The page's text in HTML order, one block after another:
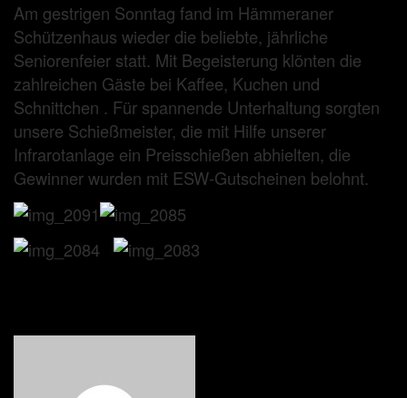
Am gestrigen Sonntag fand im Hämmeraner
Schützenhaus wieder die beliebte, jährliche
Seniorenfeier statt. Mit Begeisterung klönten die
zahlreichen Gäste bei Kaffee, Kuchen und
Schnittchen . Für spannende Unterhaltung sorgten
unsere Schießmeister, die mit Hilfe unserer
Infrarotanlage ein Preisschießen abhielten, die
Gewinner wurden mit ESW-Gutscheinen belohnt.